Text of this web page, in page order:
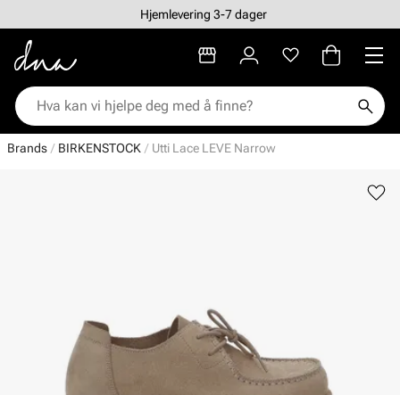
Hjemlevering 3-7 dager
Brands BIRKENSTOCK Utti Lace LEVE Narrow